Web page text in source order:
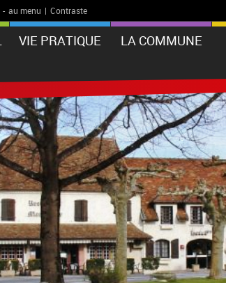
- au menu | Contraste
VIE PRATIQUE LA COMMUNE